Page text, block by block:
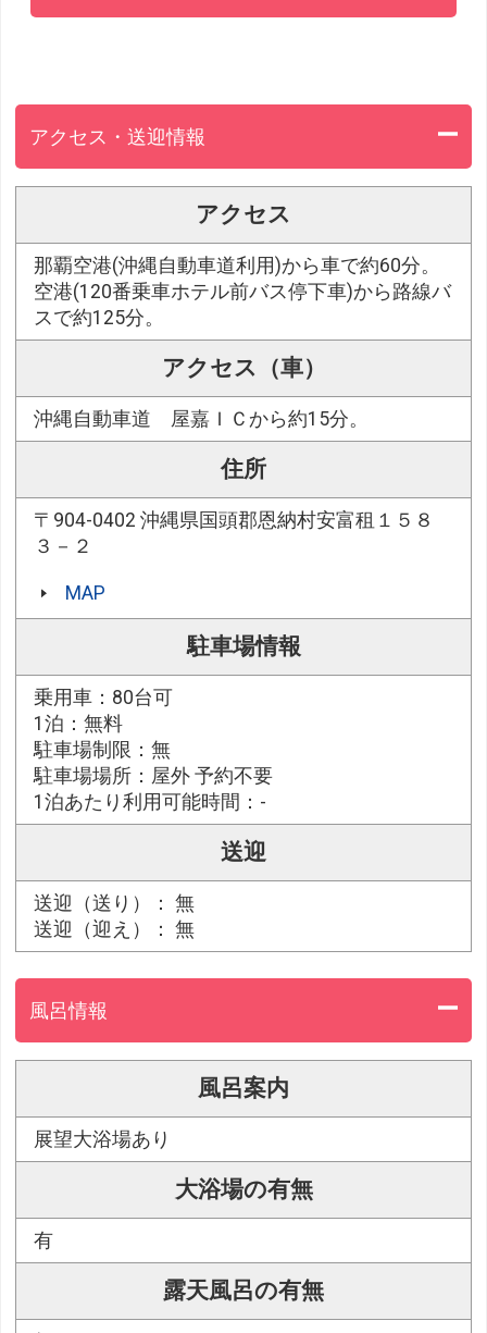
アクセス・送迎情報
アクセス
那覇空港(沖縄自動車道利用)から車で約60分。
空港(120番乗車ホテル前バス停下車)から路線バ
スで約125分。
アクセス（車）
沖縄自動車道 屋嘉ＩＣから約15分。
住所
〒904-0402 沖縄県国頭郡恩納村安富租１５８
３－２
MAP
駐車場情報
乗用車：80台可
1泊：無料
駐車場制限：無
駐車場場所：屋外 予約不要
1泊あたり利用可能時間：-
送迎
送迎（送り）： 無
送迎（迎え）： 無
風呂情報
風呂案内
展望大浴場あり
大浴場の有無
有
露天風呂の有無